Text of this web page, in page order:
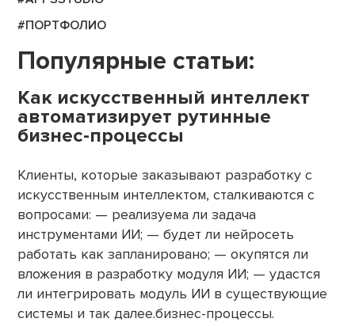
#ПОРТФОЛИО
Популярные статьи:
Как искусственный интеллект
автоматизирует рутинные
бизнес-процессы
Клиенты, которые заказывают разработку с
искусственным интеллектом, сталкиваются с
вопросами: — реализуема ли задача
инструментами ИИ; — будет ли нейросеть
работать как запланировано; — окупятся ли
вложения в разработку модуля ИИ; — удастся
ли интегрировать модуль ИИ в существующие
системы и так далее.бизнес-процессы.